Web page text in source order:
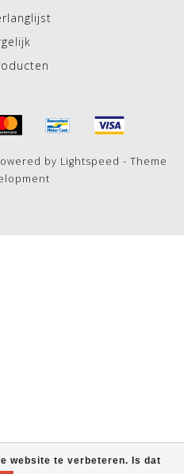
website te verbeteren. Is dat
by Lightspeed - Theme